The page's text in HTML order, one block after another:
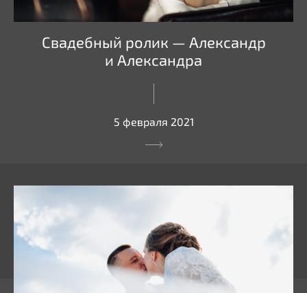
Свадебный ролик — Александр
и Александра
5 февраля 2021